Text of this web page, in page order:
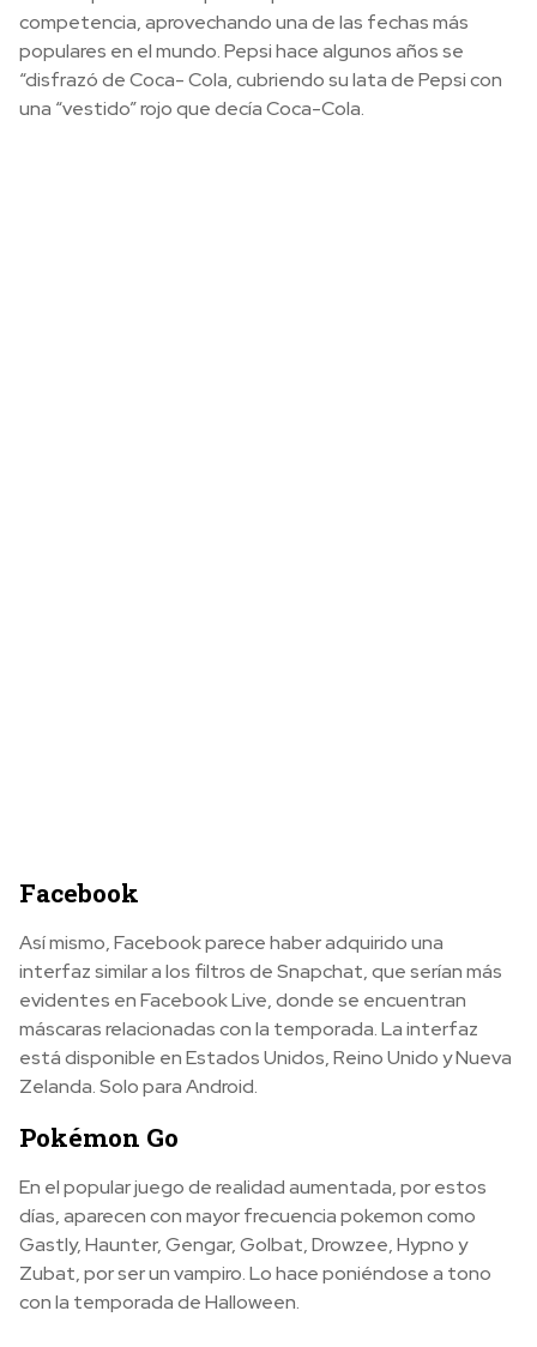
competencia, aprovechando una de las fechas más
populares en el mundo. Pepsi hace algunos años se
“disfrazó de Coca- Cola, cubriendo su lata de Pepsi con
una “vestido” rojo que decía Coca-Cola.
Facebook
Así mismo, Facebook parece haber adquirido una
interfaz similar a los filtros de Snapchat, que serían más
evidentes en Facebook Live, donde se encuentran
máscaras relacionadas con la temporada. La interfaz
está disponible en Estados Unidos, Reino Unido y Nueva
Zelanda. Solo para Android.
Pokémon Go
En el popular juego de realidad aumentada, por estos
días, aparecen con mayor frecuencia pokemon como
Gastly, Haunter, Gengar, Golbat, Drowzee, Hypno y
Zubat, por ser un vampiro. Lo hace poniéndose a tono
con la temporada de Halloween.